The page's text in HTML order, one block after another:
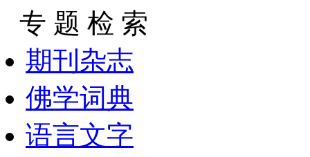
专 题 检 索
期刊杂志
佛学词典
语言文字